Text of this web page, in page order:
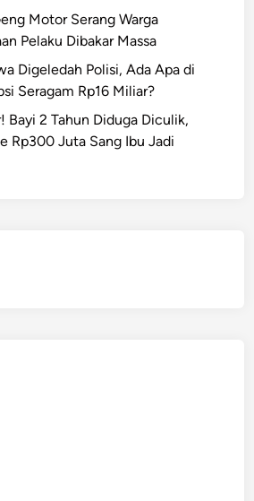
Motor Serang Warga
Pelaku Dibakar Massa
Digeledah Polisi, Ada Apa di
Seragam Rp16 Miliar?
Bayi 2 Tahun Diduga Diculik,
Rp300 Juta Sang Ibu Jadi